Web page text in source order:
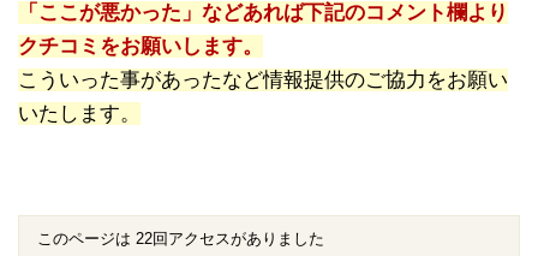
「ここが悪かった」などあれば下記のコメント欄より
クチコミをお願いします。
こういった事があったなど情報提供のご協力をお願い
いたします。
このページは 22回アクセスがありました